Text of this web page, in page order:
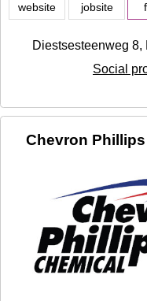
website jobsite
Diestsesteenweg 8,
Social
Chevron